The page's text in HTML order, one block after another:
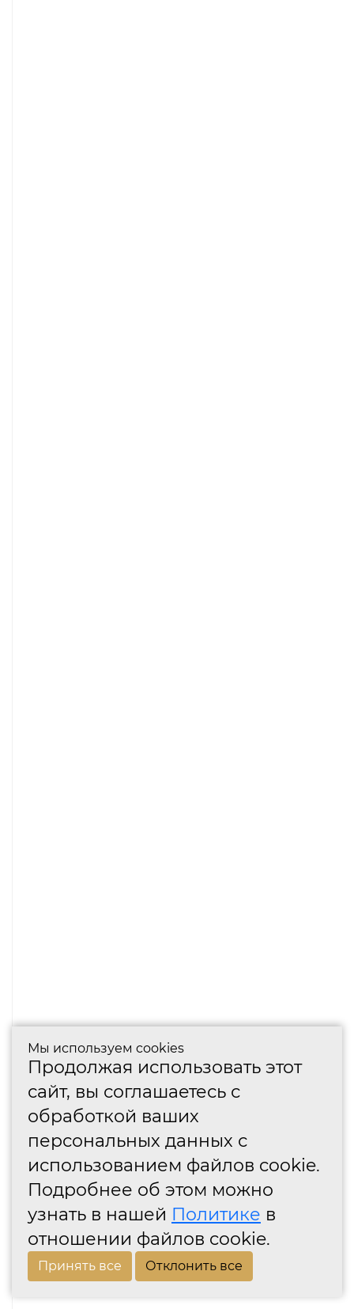
Мы используем cookies
Продолжая использовать этот
сайт, вы соглашаетесь с
обработкой ваших
персональных данных с
использованием файлов cookie.
Подробнее об этом можно
узнать в нашей Политике в
отношении файлов cookie.
Принять все Отклонить все